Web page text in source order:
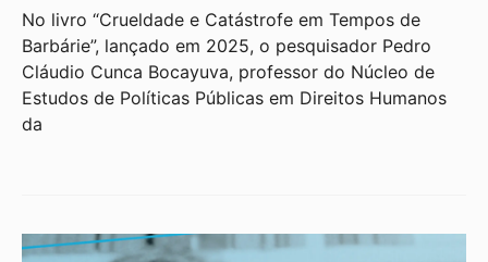
No livro “Crueldade e Catástrofe em Tempos de
Barbárie”, lançado em 2025, o pesquisador Pedro
Cláudio Cunca Bocayuva, professor do Núcleo de
Estudos de Políticas Públicas em Direitos Humanos
da